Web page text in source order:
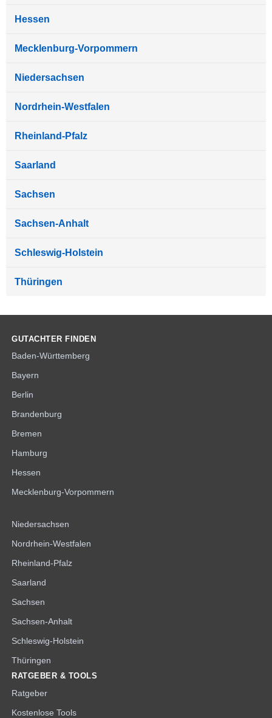
Hessen
Mecklenburg-Vorpommern
Niedersachsen
Nordrhein-Westfalen
Rheinland-Pfalz
Saarland
Sachsen
Sachsen-Anhalt
Schleswig-Holstein
Thüringen
GUTACHTER FINDEN
Baden-Württemberg
Bayern
Berlin
Brandenburg
Bremen
Hamburg
Hessen
Mecklenburg-Vorpommern
Niedersachsen
Nordrhein-Westfalen
Rheinland-Pfalz
Saarland
Sachsen
Sachsen-Anhalt
Schleswig-Holstein
Thüringen
RATGEBER & TOOLS
Ratgeber
Kostenlose Tools